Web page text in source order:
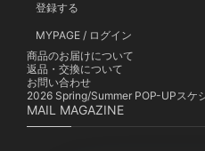
登録する
MYPAGE / ログイン
商品のお届けについて
返品・交換について
お問い合わせ
2026 Spring/Summer POP-UPスケ
MAIL MAGAZINE